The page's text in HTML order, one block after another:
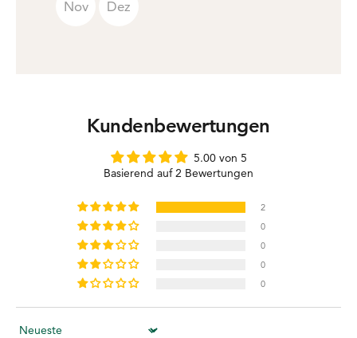
Nov Dez
Kundenbewertungen
5.00 von 5
Basierend auf 2 Bewertungen
2
0
0
0
0